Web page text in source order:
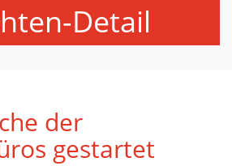
Detail
der
gestartet